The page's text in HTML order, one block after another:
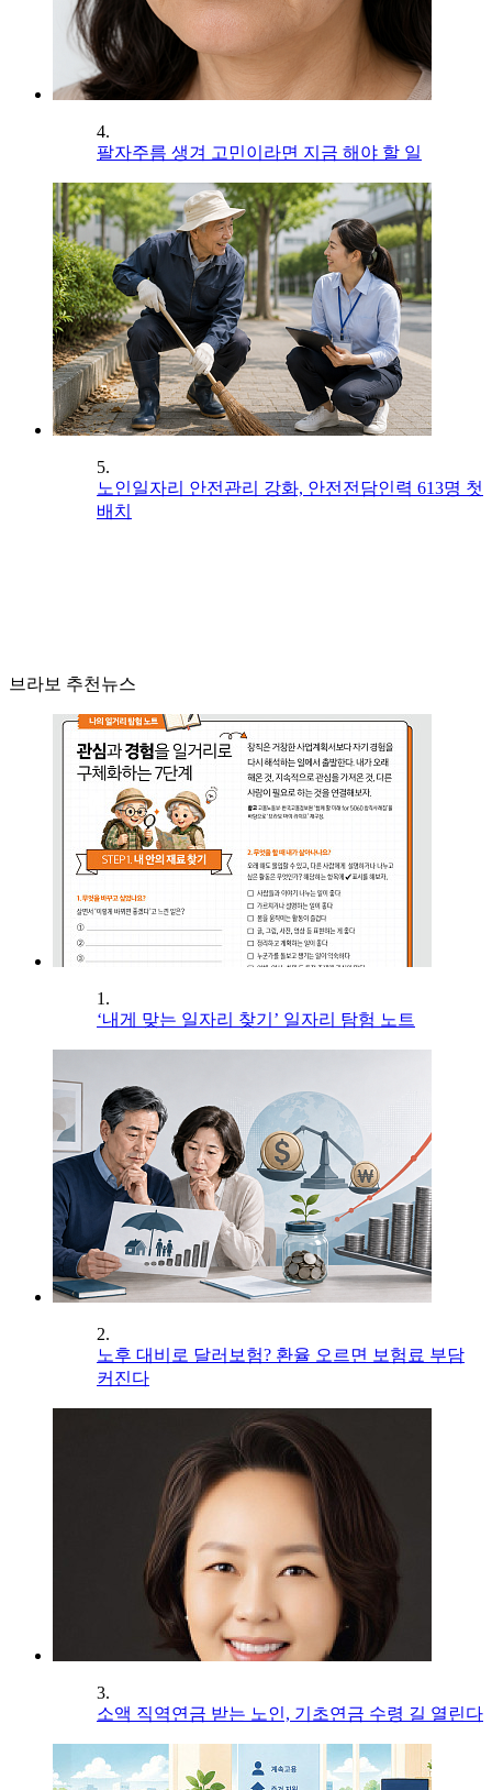
4.
팔자주름 생겨 고민이라면 지금 해야 할 일
5.
노인일자리 안전관리 강화, 안전전담인력 613명 첫
배치
브라보 추천뉴스
1.
‘내게 맞는 일자리 찾기’ 일자리 탐험 노트
2.
노후 대비로 달러보험? 환율 오르면 보험료 부담
커진다
3.
소액 직역연금 받는 노인, 기초연금 수령 길 열린다